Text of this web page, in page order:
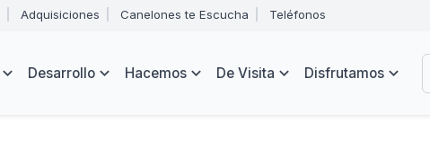
de
Abrir
menú
navegación
Adquisiciones Canelones te Escucha Teléfonos
Desarrollo Hacemos De Visita Disfrutamos